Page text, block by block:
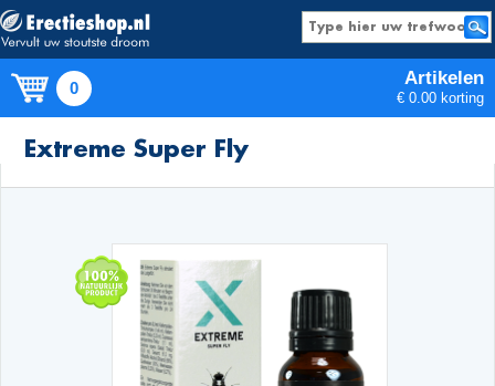
0 Artikelen
€ 0.00 korting
Producten
Extreme Super Fly